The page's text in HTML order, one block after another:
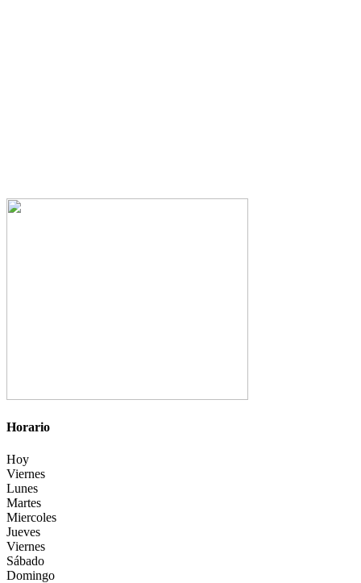
Horario
Hoy
Viernes
Lunes
Martes
Miercoles
Jueves
Viernes
Sábado
Domingo